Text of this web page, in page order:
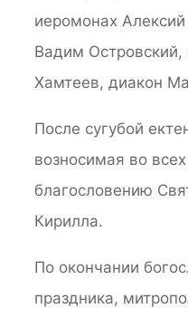
иеромонах
Вадим
Хамтеев, диакон
После сугубой
возносимая во
благословению
Кирилла.
По окончании
праздника,